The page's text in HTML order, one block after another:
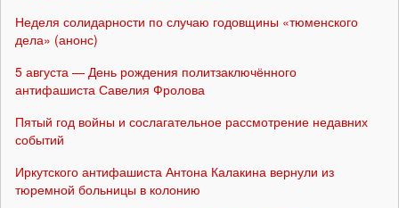
Неделя солидарности по случаю годовщины «тюменского
дела» (анонс)
5 августа — День рождения политзаключённого
антифашиста Савелия Фролова
Пятый год войны и сослагательное рассмотрение недавних
событий
Иркутского антифашиста Антона Калакина вернули из
тюремной больницы в колонию